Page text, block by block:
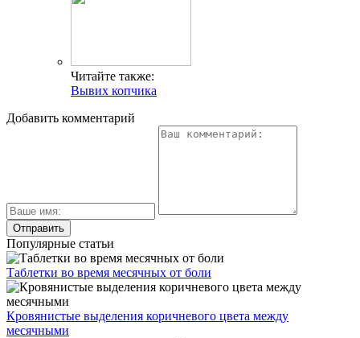
Читайте также:
Вывих копчика
Добавить комментарий
Популярные статьи
Таблетки во время месячных от боли
Кровянистые выделения коричневого цвета между
месячными